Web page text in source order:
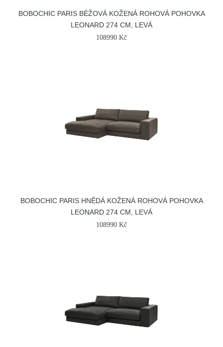
BOBOCHIC PARIS BÉŽOVÁ KOŽENÁ ROHOVÁ POHOVKA
LEONARD 274 CM, LEVÁ
108990 Kč
BOBOCHIC PARIS HNĚDÁ KOŽENÁ ROHOVÁ POHOVKA
LEONARD 274 CM, LEVÁ
108990 Kč